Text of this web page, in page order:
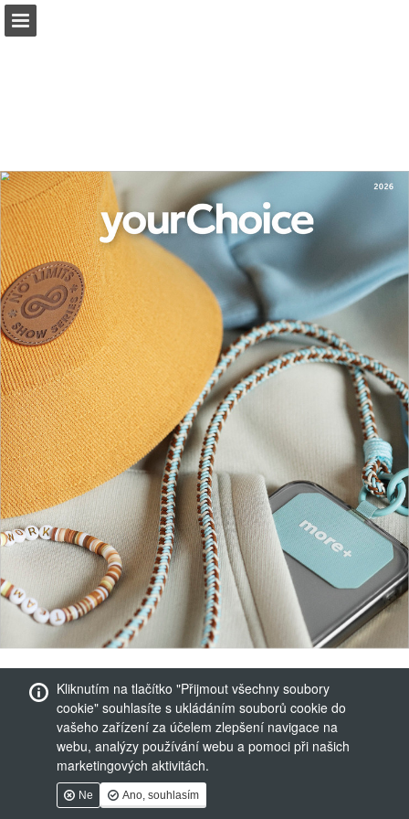
Kliknutím na tlačítko "Přijmout všechny soubory
cookie" souhlasíte s ukládáním souborů cookie do
vašeho zařízení za účelem zlepšení navigace na
webu, analýzy používání webu a pomoci při našich
marketingových aktivitách.
Ne Ano, souhlasím
Hledat
Moje oblíbené